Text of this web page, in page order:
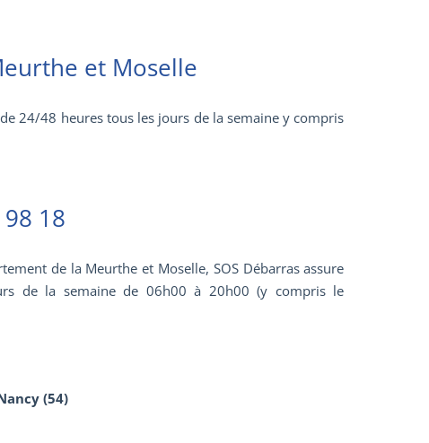
et Moselle
24/48 heures tous les jours de la semaine y compris
18
de la Meurthe et Moselle, SOS Débarras assure
de la semaine de 06h00 à 20h00 (y compris le
(54)